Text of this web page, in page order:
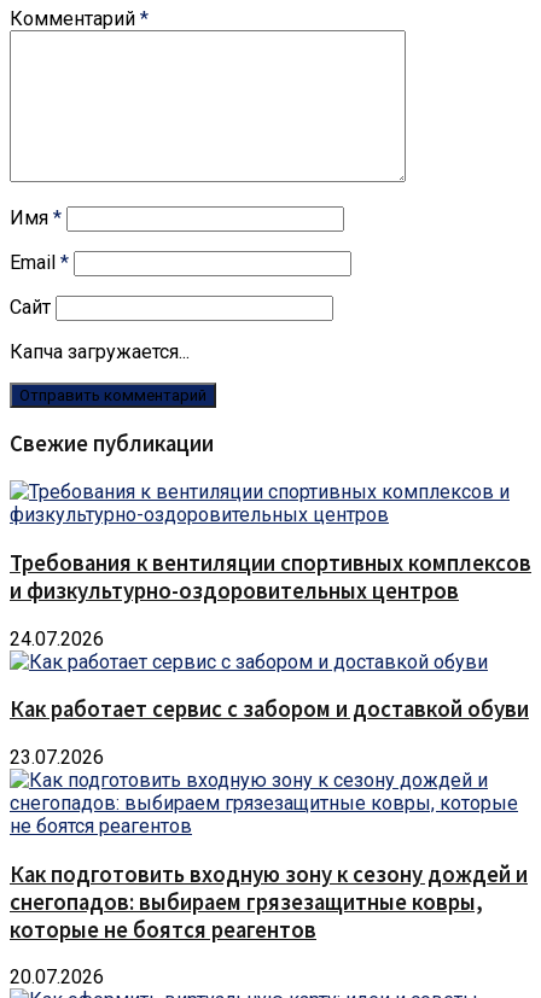
Комментарий *
Имя *
Email *
Сайт
Капча загружается...
Свежие публикации
Требования к вентиляции спортивных комплексов
и физкультурно-оздоровительных центров
24.07.2026
Как работает сервис с забором и доставкой обуви
23.07.2026
Как подготовить входную зону к сезону дождей и
снегопадов: выбираем грязезащитные ковры,
которые не боятся реагентов
20.07.2026